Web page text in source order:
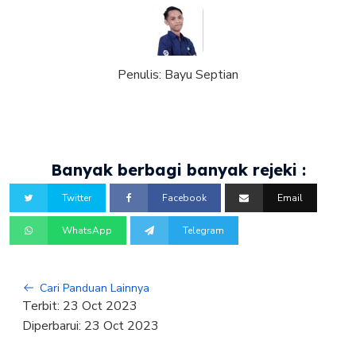
Penulis: Bayu Septian
Banyak berbagi banyak rejeki :
Twitter Facebook Email
WhatsApp Telegram
Cari Panduan Lainnya
Terbit: 23 Oct 2023
Diperbarui: 23 Oct 2023